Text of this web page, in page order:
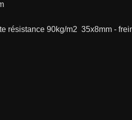
résistance 90kg/m2  35x8mm -